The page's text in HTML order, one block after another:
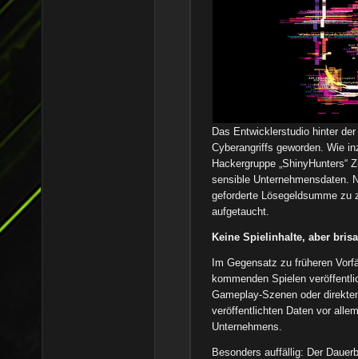
Das Entwicklerstudio hinter
Cyberangriffs geworden. Wie
Hackergruppe „ShinyHunters“
sensible Unternehmensdaten.
geforderte Lösegeldsumme zu
aufgetaucht.
Keine Spielinhalte, aber
Im Gegensatz zu früheren
kommenden Spielen
Gameplay-Szenen oder
veröffentlichten Daten vor
Unternehmens.
Besonders auffällig: Der